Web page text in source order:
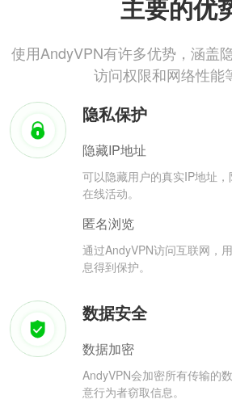
主要的优
使用AndyVPN有许多优势，涵盖
访问权限和网络性能
隐私保护
隐藏IP地址
可以隐藏用户的真实IP地址
在线活动。
匿名浏览
通过AndyVPN访问互联网，
息得到保护。
数据安全
数据加密
AndyVPN会加密所有传输的
意行为者窃取信息。